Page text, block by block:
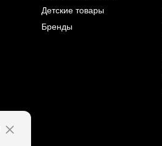
Детские товары
Бренды